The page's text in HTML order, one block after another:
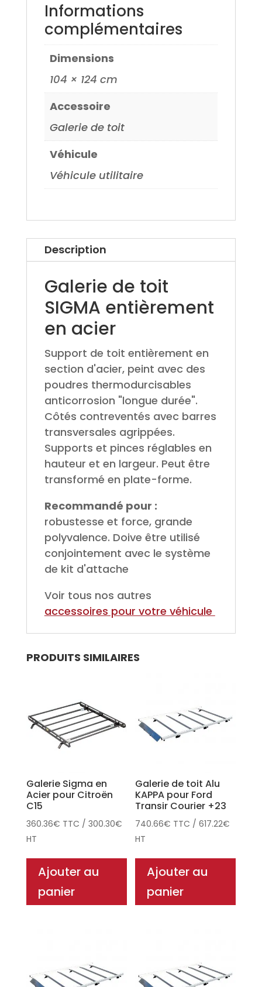
Informations
complémentaires
Dimensions
104 × 124 cm
Accessoire
Galerie de toit
Véhicule
Véhicule utilitaire
Description
Galerie de toit
SIGMA entièrement
en acier
Support de toit entièrement en
section d'acier, peint avec des
poudres thermodurcisables
anticorrosion "longue durée".
Côtés contreventés avec barres
transversales agrippées.
Supports et pinces réglables en
hauteur et en largeur. Peut être
transformé en plate-forme.
Recommandé pour :
robustesse et force, grande
polyvalence. Doive être utilisé
conjointement avec le système
de kit d'attache
Voir tous nos autres
accessoires pour votre véhicule
PRODUITS SIMILAIRES
Galerie Sigma en
Acier pour Citroën
C15
360.36€ TTC / 300.30€
HT
Ajouter au
panier
Galerie de toit Alu
KAPPA pour Ford
Transir Courier +23
740.66€ TTC /617.22€
HT
Ajouter au
panier